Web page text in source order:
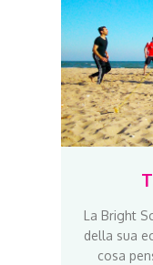
La Bright
della sua
cosa